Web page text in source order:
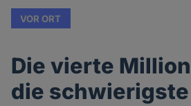
VOR ORT
Die vierte
die schwierigste